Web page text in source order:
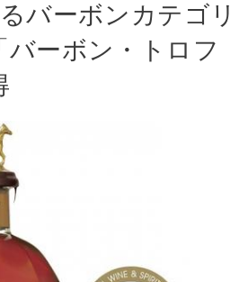
バーボンカテゴリ
バーボン・トロフ